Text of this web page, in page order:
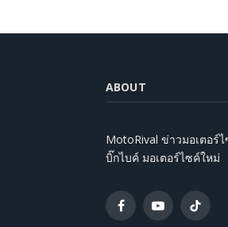
ABOUT
MotoRival ข่าวมอเตอร์
บิ๊กไบค์ มอเตอร์ไซค์ใหม่
FacebookYouTubeTikTok